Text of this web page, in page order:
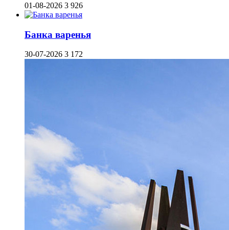
01-08-2026 3 926
Банка варенья
30-07-2026 3 172